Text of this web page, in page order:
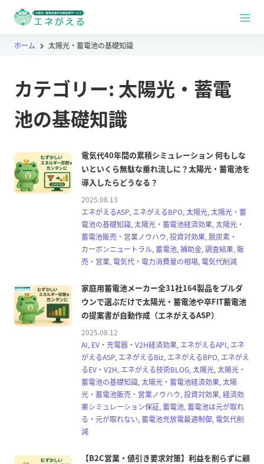
ホーム 太陽光・蓄電池の基礎知識
カテゴリー: 太陽光・蓄電
池の基礎知識
電気代40年間の累積シミュレーション 何もしな
いといくら無駄な垂れ流しに？太陽光・蓄電池を
導入したらどうなる？
2025.08.13
エネがえるASP, エネがえるBPO, 太陽光, 太陽光・蓄
電池の基礎知識, 太陽光・蓄電池経済効果, 太陽光・
蓄電池販売・営業ノウハウ, 投資対効果, 脱炭素・
カーボンニュートラル, 蓄電池, 補助金, 調査結果, 販
売・営業, 電気代・電力消費量の相場, 電気代削減
家庭用蓄電池メーカー全31社164製品をプルダ
ウンで選ぶだけで太陽光・蓄電池や卒FIT蓄電池
の提案書が自動作成（エネがえるASP）
2025.08.12
AI, EV・充電器・V2H経済効果, エネがえるAPI, エネ
がえるASP, エネがえるBiz, エネがえるBPO, エネがえ
るEV・V2H, エネがえる技術BLOG, 太陽光, 太陽光・
蓄電池の基礎知識, 太陽光・蓄電池経済効果, 太陽
光・蓄電池販売・営業ノウハウ, 投資対効果, 経済効
果シミュレーション保証, 蓄電池, 蓄電池は元が取れ
る・元が取れない, 蓄電池充放電最適制御, 電気代削
減
【B2C営業・値引き要求対策】利益を削らずに顧